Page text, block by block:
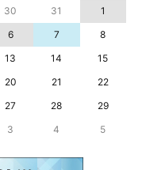
30 31
1
6 7
8
13 14
15
20 21
22
27 28
29
3 4 5